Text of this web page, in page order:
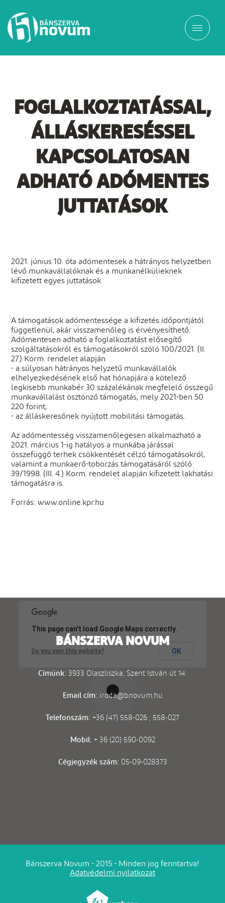
FOGLALKOZTATÁSSAL,
ÁLLÁSKERESÉSSEL
KAPCSOLATOSAN
ADHATÓ ADÓMENTES
JUTTATÁSOK
2021. június 10. óta adómentesek a hátrányos helyzetben
lévő munkavállalóknak és a munkanélkülieknek
kifizetett egyes juttatások.
A támogatások adómentessége a kifizetés időpontjától
függetlenül, akár visszamenőleg is érvényesíthető.
Adómentesen adható a foglalkoztatást elősegítő
szolgáltatásokról és támogatásokról szóló 100/2021. (II.
27.) Korm. rendelet alapján
- a súlyosan hátrányos helyzetű munkavállalók
elhelyezkedésének első hat hónapjára a kötelező
legkisebb munkabér 30 százalékának megfelelő összegű
munkavállalást ösztönző támogatás, mely 2021-ben 50
220 forint,
- az álláskeresőnek nyújtott mobilitási támogatás.
Az adómentesség visszamenőlegesen alkalmazható a
2021. március 1-ig hatályos a munkába járással
összefüggő terhek csökkentését célzó támogatásokról,
valamint a munkaerő-toborzás támogatásáról szóló
39/1998. (III. 4.) Korm. rendelet alapján kifizetett lakhatási
támogatásra is.
Forrás: www.online.kpr.hu
This page can't load Google Maps correctly.
Do you own this website? OK
BÁNSZERVA NOVUM
Címünk: 3933 Olaszliszka, Szent István út 14.
Email cím: iroda@bnovum.hu
Telefonszám: +36 (47) 558-026 ; 558-027
Mobil: + 36 (20) 590-0092
Cégjegyzék szám: 05-09-028373
Bánszerva Novum - 2015 - Minden jog fenntartva!
Adatvédelmi nyilatkozat